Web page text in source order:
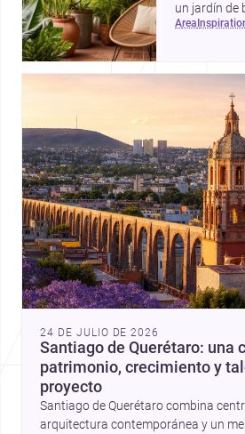
un jardín de
tropical con
color y
area
24 DE JULIO DE 2026
Santiago de Querétaro: una
patrimonio, crecimiento y
proyecto
Santiago de Querétaro combina
arquitectura contemporánea y un